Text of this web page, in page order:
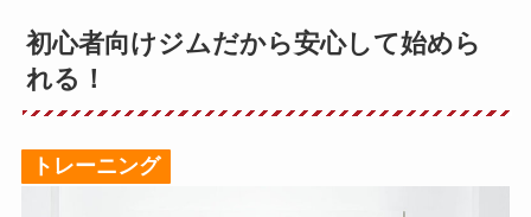
初心者向けジムだから安心して始めら
れる！
トレーニング